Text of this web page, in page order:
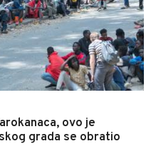
ovo je
grada se obratio